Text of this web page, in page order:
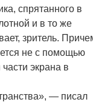
спрятанного в
и в то же
зритель.
не с помощью
экрана в
— писал